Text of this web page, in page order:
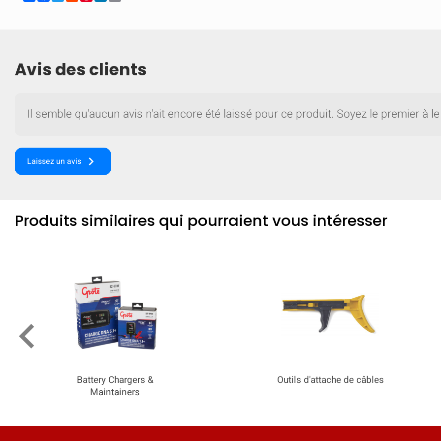
Avis des clients
Il semble qu'aucun avis n'ait encore été laissé pour ce produit. Soyez le premier à
Laissez un avis keyboard_arrow_right
Produits similaires qui pourraient vous intéresser
Battery Chargers &
Maintainers
Outils d'attache de câbles
keyboard_arrow_left